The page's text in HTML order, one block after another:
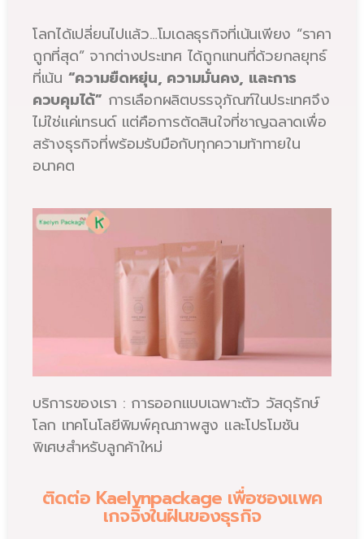
โลกได้เปลี่ยนไปแล้ว…โมเดลธุรกิจที่เน้นเพียง “ราคา
ถูกที่สุด” จากต่างประเทศ ได้ถูกแทนที่ด้วยกลยุทธ์
ที่เน้น “ความยืดหยุ่น, ความมั่นคง, และการ
ควบคุมได้” การเลือกผลิตบรรจุภัณฑ์ในประเทศจึง
ไม่ใช่แค่เทรนด์ แต่คือการตัดสินใจที่ชาญฉลาดเพื่อ
สร้างธุรกิจที่พร้อมรับมือกับทุกความท้าทายใน
อนาคต
บริการของเรา : การออกแบบเฉพาะตัว วัสดุรักษ์
โลก เทคโนโลยีพิมพ์คุณภาพสูง และโปรโมชัน
พิเศษสำหรับลูกค้าใหม่
ติดต่อ Kaelynpackage เพื่อซองแพค
เกจจิ้งในฝันของธุรกิจ